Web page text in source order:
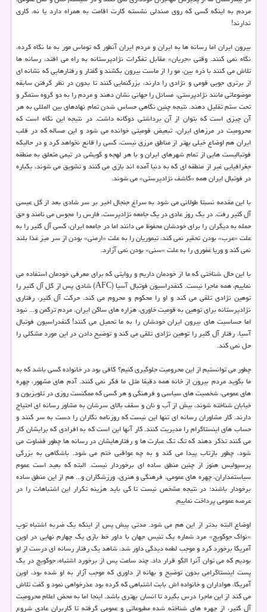
مردم به اینکه کسی که روی صندلی نشسته کارت اقامت به همراه دارد یا نه، کاری
ندارند!
بیرون ایران اما رسانه ها به ایران و مردم ایران آنطور که توماس مور به ما نگاه کرده،
نگاه نمی کنند. وقتی «جریان» مقابل تفکرات نژادپرستانه به راه می افتد، رسانه ها
تلاش می کنند با ذره بین، مو را از ماست بیرون بکشند و گفتار و رفتارهایی که نشانه ای
از برتری جویی قومی و نژادی را دارند، بزرگنمایی کنند تا بدون در نظر گرفتن سابقه
موضوعاتی مانند نژادپرستی، مسائل را جهانی نشان دهند و مردم را به دو گروه ستمگر و
تحت ستم تقلیل دهند. نتیجه چنین نگاهی حساس شدن تمام نهادهای بین المللی به هر
آن چیزی است که بتوان از آن برداشتی دوگانه داشت. در نتیجه این نگاه است که
محرومیت در مرزهای ایران، تبعیض قومیتی خوانده می شود و این مساله که در قلب
ایران هم اوضاع خیلی بهتر از مناطق مرزی نیست، کسی را قانع نخواهد کرد و در حالیکه
فوتبالیست هایی از تمام شهرهای ایران و با هر لهجه و گویشی در تیمی متعلق به منطقه
جغرافیایی غیر از منطقه ای که به دنیا آمده اند بازی می کنند و تشویق می شوند، یکباره
در فوتبال ایران همه «کاشف نژادپرستی» می شوند.
با این مقدمه نسبتا طولانی می شود به سراغ جنجال اخیر بر سر شادی بعد از گل عیسی
آل کثیر رفت. در یک روز عادی در یک جامعه نژادپرست، فارس را مجوس می نامند و حق
حمله به دیگران را برای خودشان محفوظ می دانند اما در جامعه ایران، کسی آل کثیر را به
علت «عرب» بودن تحقیر نمی کند، تیموریان را به علت «ارمنی» بودن از سر میز غذا بلند
نمی کند و وریا غفوری را به علت «سنی» بودن نمی آزارد.
با این حال شناختی که ما از خودمان داریم و روایتی که برای معرفی خودمان استفاده می
نماییم، همه ماجرا نیست. کنفدراسیون فوتبال آسیا (AFC) شادی پس از گل آل کثیر را
توهین نژادی تلقی می کند و او را محکوم و محروم می کند. حرکت آل کثیر، رفتاری
نژادپرستانه برای توهین به قومیت خاوری، هزاره های ساکن ایران، مردم ترکمن و... نبود
اما حساسیت های بیرون ایران خودشان را به ما تحمیل می کنند! کنفدراسیون فوتبال
آسیا، رفتار آل کثیر را توهین نژادی تلقی می کند و توضیح دادن در این مورد مشکلی را
حل نمی کند.
چطور می توانستیم از این محرومیت جلوگیری کنیم؟ کافی بود در خانواده کسی باشد که به
ما بگوید مردم بیرون از خانه همه دقیقا مثل ما فکر نمی کنند. آدم های مشهور، چهره
های عمومی، شخصیت های سیاسی و فرهنگی و هر کسی که ممکنست روزی در تلویزیون و
خیابان شناخته شوند، بیش از آب و نان و سقف بالای سرشان به مشاور رسانه ای احتیاج
دارند. کار مشاوران رسانه ای تنها این نیست که روزنامه نگاران را دست به سر کنند و
حساب های اینستاگرام را مدیریت کنند. کار آنها این است که به افرادی که برایشان کار
می کنند تذکر دهند که تک تک عبارت ها و رفتارهایشان در رسانه ها چطور قضاوت می
شود، چطور بازتاب پیدا می کند و به چه عواقبی ختم می شود. باشگاهی به بزرگی
پرسپولیس هنوز از چنین منطق ساده ای برخوردار نیست. البته که بعید است عموم
سیاستمداران، چهره های عمومی، فرهنگی و هنری، ورزشکاران و... هم از این منطق ساده
برخودار باشند؛ در نتیجه مشخص نیست تا کی باید هزینه تکرار این اشتباهات را در
عرصه عمومی پرداخت نماییم.
اوضاع البته بدتر از این هم می شود. مدتی پیش پس از اینکه یک ضربه اشتباه توپ
«نواک جوکویچ» مرد شماره یک تنیس جهان با داور خط بازی یک چهارم نهایی در اوپن
آمریکا برخورد کرد و موجب لطمه دیدگی داور شد، شاهد یک رفتار رسانه ای درست از او
بودیم که می توان آنرا الگو قرار داد. چند ساعت پس از برخورد اشتباه، جوکویچ در یک
پست اینستاگرامی بدون توضیح و بهانه از داوری که موجب آزار به او شده بود، اوپن
آمریکا، هواداران و خانواده اش بابت اشتباهی که کرده بود عذرخواهی نمود و گفت تلاش
می کند از این ماجرا درس بگیرد تا انسان بهتری باشد. اینجا اما به محض اعلام محرومیت
آل کثیر، از چهره های شناخته شده مطبوعاتی و عمومی گرفته تا کاربران عادی شروع